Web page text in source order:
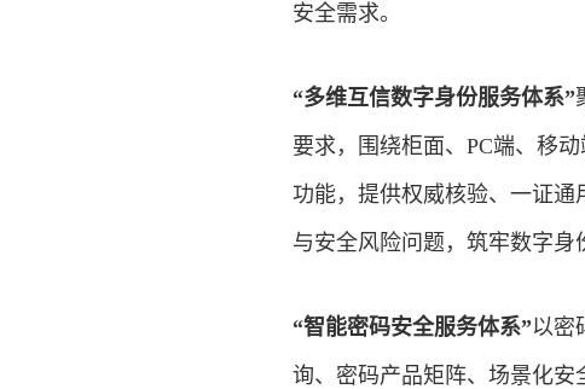
安全需求。
“多维互信数字身份服务体系”
要求，围绕柜面、PC端、移
功能，提供权威核验、一证
与安全风险问题，筑牢数字身
“智能密码安全服务体系”以密
询、密码产品矩阵、场景化